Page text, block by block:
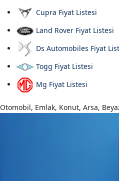
Cupra Fiyat Listesi
Land Rover Fiyat Listesi
Ds Automobiles Fiyat
Togg Fiyat Listesi
Mg Fiyat Listesi
Otomobil, Emlak, Konut, Arsa,